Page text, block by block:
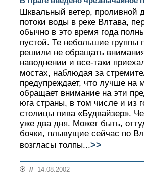
Шквальный ветер, проливной
потоки воды в реке Влтава,
обычно в это время года
пустой. Те небольшие группы
решили не обращать
наводнении и все-таки
мостах, наблюдая за
предупреждает, что лучше на
обращает внимание на эти
юга страны, в том числе и из
столицы пива «Будвайзер».
уже два дня. Может быть,
бочки, плывущие сейчас по
возгласы толпы...>>
// 14.08.2002